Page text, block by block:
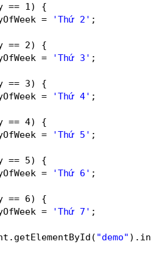
== 1) {
=
'Thứ 2' ;
== 2) {
=
'Thứ 3' ;
== 3) {
=
'Thứ 4' ;
== 4) {
=
'Thứ 5' ;
== 5) {
=
'Thứ 6' ;
== 6) {
=
'Thứ 7' ;
"demo"